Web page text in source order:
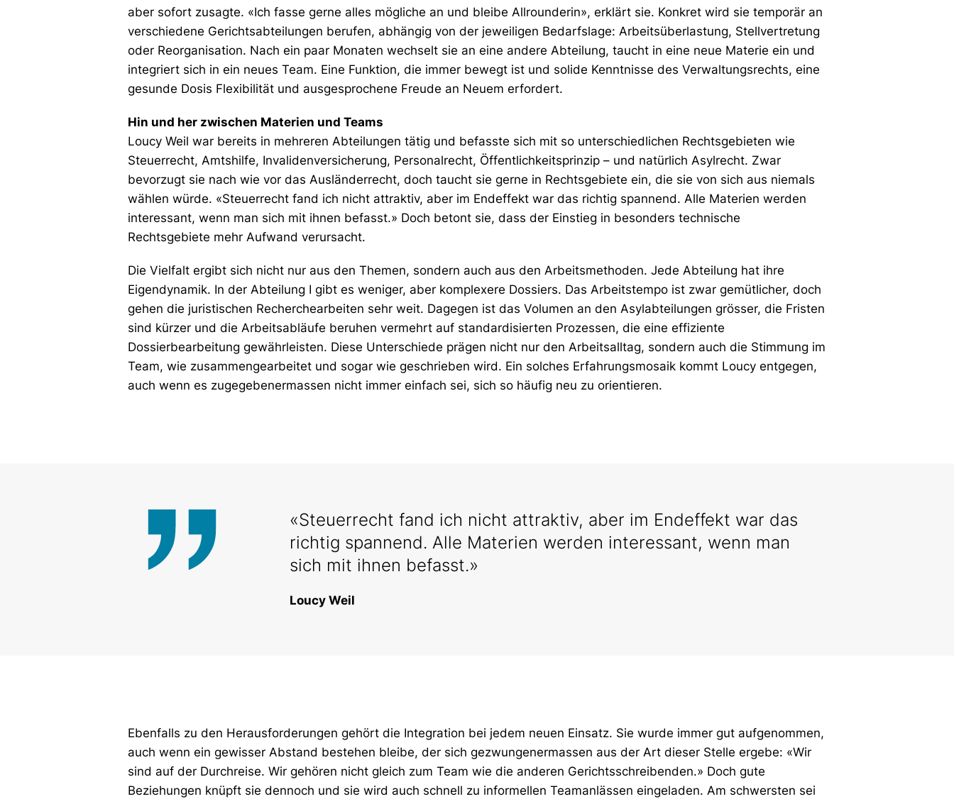
aber sofort zusagte. «Ich fasse gerne alles mögliche an und bleibe Allrounderin», erklärt sie. Konkret wird sie temporär an
verschiedene Gerichtsabteilungen berufen, abhängig von der jeweiligen Bedarfslage: Arbeitsüberlastung, Stellvertretung
oder Reorganisation. Nach ein paar Monaten wechselt sie an eine andere Abteilung, taucht in eine neue Materie ein und
integriert sich in ein neues Team. Eine Funktion, die immer bewegt ist und solide Kenntnisse des Verwaltungsrechts, eine
gesunde Dosis Flexibilität und ausgesprochene Freude an Neuem erfordert.
Hin und her zwischen Materien und Teams
Loucy Weil war bereits in mehreren Abteilungen tätig und befasste sich mit so unterschiedlichen Rechtsgebieten wie
Steuerrecht, Amtshilfe, Invalidenversicherung, Personalrecht, Öffentlichkeitsprinzip – und natürlich Asylrecht. Zwar
bevorzugt sie nach wie vor das Ausländerrecht, doch taucht sie gerne in Rechtsgebiete ein, die sie von sich aus niemals
wählen würde. «Steuerrecht fand ich nicht attraktiv, aber im Endeffekt war das richtig spannend. Alle Materien werden
interessant, wenn man sich mit ihnen befasst.» Doch betont sie, dass der Einstieg in besonders technische
Rechtsgebiete mehr Aufwand verursacht.
Die Vielfalt ergibt sich nicht nur aus den Themen, sondern auch aus den Arbeitsmethoden. Jede Abteilung hat ihre
Eigendynamik. In der Abteilung I gibt es weniger, aber komplexere Dossiers. Das Arbeitstempo ist zwar gemütlicher, doch
gehen die juristischen Recherchearbeiten sehr weit. Dagegen ist das Volumen an den Asylabteilungen grösser, die Fristen
sind kürzer und die Arbeitsabläufe beruhen vermehrt auf standardisierten Prozessen, die eine effiziente
Dossierbearbeitung gewährleisten. Diese Unterschiede prägen nicht nur den Arbeitsalltag, sondern auch die Stimmung im
Team, wie zusammengearbeitet und sogar wie geschrieben wird. Ein solches Erfahrungsmosaik kommt Loucy entgegen,
auch wenn es zugegebenermassen nicht immer einfach sei, sich so häufig neu zu orientieren.
«Steuerrecht fand ich nicht attraktiv, aber im Endeffekt war das
richtig spannend. Alle Materien werden interessant, wenn man
sich mit ihnen befasst.»
Loucy Weil
Ebenfalls zu den Herausforderungen gehört die Integration bei jedem neuen Einsatz. Sie wurde immer gut aufgenommen,
auch wenn ein gewisser Abstand bestehen bleibe, der sich gezwungenermassen aus der Art dieser Stelle ergebe: «Wir
sind auf der Durchreise. Wir gehören nicht gleich zum Team wie die anderen Gerichtsschreibenden.» Doch gute
Beziehungen knüpft sie dennoch und sie wird auch schnell zu informellen Teamanlässen eingeladen. Am schwersten sei